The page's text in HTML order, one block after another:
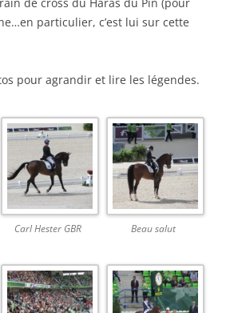
particulier, c’est lui sur cette
pour agrandir et lire les légendes.
Carl Hester GBR Beau salut